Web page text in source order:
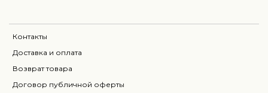
Контакты
Доставка и оплата
Возврат товара
Договор публичной оферты